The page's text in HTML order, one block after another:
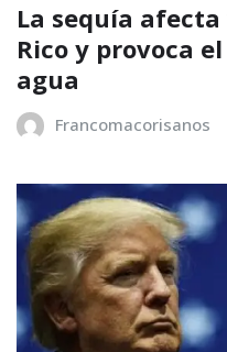
La sequía
Rico y provoca
agua
Francomacorisanos